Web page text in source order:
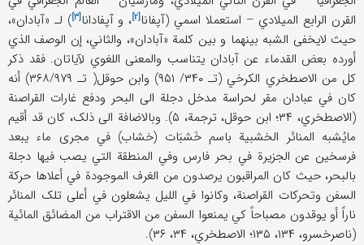
القرن الرابع المیلادي – استعملا اسمي (آپفانا[۲] ، وآپفادانا[۳] ) لـ «آبادان»،
حیث لایخفی الشبه بینهما و بین کلمة «آبادان»، و‌الثاني، إن الوصف الذي
أورده بعض القدماء عن آبادان یتناسب و‌المعنی اللغوي لآیاتان. فقد ذکر
کل من الاصطخري الکرخي (تـ ۳۴۰/ ۹۵۱) وابن حوقل( تـ ۳۶۸/۹۷۹) أنه
کان في عبادان مقر لحراسة مدخل دجلة الی البحر و‌دفع غارات القراصنة
(الاصطخري، ۳۴؛ ابن حوقل، ترجمة، ۵). و‌بالاضافة الی ذلک، کان قد أقیم
مایُشبه المنائر الخشبیة باسم خَشبَات (خشاب) في مجری ماء یبعد
فرسخین عن الجزیرة في بحر فارس و‌في المنطقة التي یصب فیها دجلة
بالبحر، حیث کان المراقبون یرصدون من الغرف الموجودة في أعلاها حرکة
السفن و‌تحرکات القراصنة، و‌کانوا في اللیل یشعلون في أعلی تلک المنائر
ناراً أو یوقدون مصباحاً کي یمنعوا السفن من الاقتراب من المضائق المائیة
(ناصرخسرو، ۱۳۴، ۱۳۵؛ الاصطخري، ۳۴، ۳۶).